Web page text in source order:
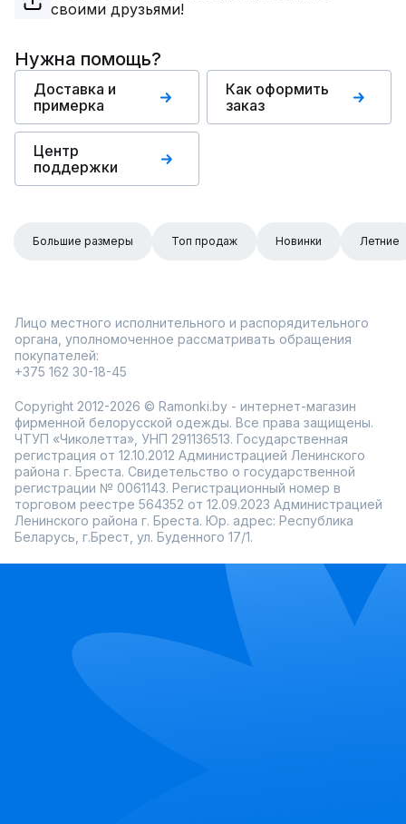
своими друзьями!
Нужна помощь?
Доставка и
примерка
Как оформить
заказ
Центр
поддержки
Большие размеры Топ продаж Новинки Летние
Лицо местного исполнительного и распорядительного
органа, уполномоченное рассматривать обращения
покупателей:
+375 162 30-18-45
Copyright 2012-2026 © Ramonki.by - интернет-магазин
фирменной белорусской одежды. Все права защищены.
ЧТУП «Чиколетта», УНП 291136513. Государственная
регистрация от 12.10.2012 Администрацией Ленинского
района г. Бреста. Свидетельство о государственной
регистрации № 0061143. Регистрационный номер в
торговом реестре 564352 от 12.09.2023 Администрацией
Ленинского района г. Бреста. Юр. адрес: Республика
Беларусь, г.Брест, ул. Буденного 17/1.